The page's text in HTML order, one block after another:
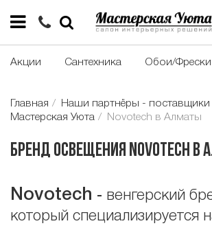
Акции Сантехника Обои/Фрески
Главная
Наши партнёры - поставщики
Мастерская Уюта
Novotech в Алматы
Бренд освещения Novotech в
Novotech - венгерский
который специализируется